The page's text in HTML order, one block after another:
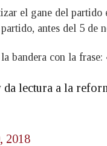
el gane del
antes del 5
bandera con la
lectura a la
2018